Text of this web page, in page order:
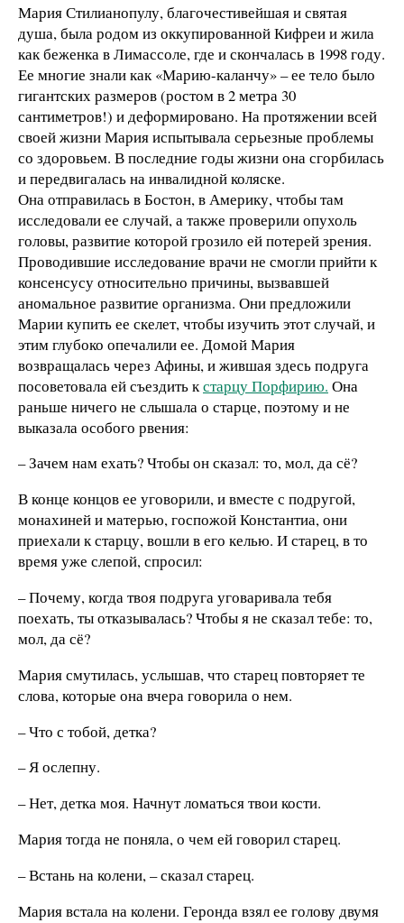
Мария Стилианопулу, благочестивейшая и святая
душа, была родом из оккупированной Кифреи и жила
как беженка в Лимассоле, где и скончалась в 1998 году.
Ее многие знали как «Марию-каланчу» – ее тело было
гигантских размеров (ростом в 2 метра 30
сантиметров!) и деформировано. На протяжении всей
своей жизни Мария испытывала серьезные проблемы
со здоровьем. В последние годы жизни она сгорбилась
и передвигалась на инвалидной коляске.
Она отправилась в Бостон, в Америку, чтобы там
исследовали ее случай, а также проверили опухоль
головы, развитие которой грозило ей потерей зрения.
Проводившие исследование врачи не смогли прийти к
консенсусу относительно причины, вызвавшей
аномальное развитие организма. Они предложили
Марии купить ее скелет, чтобы изучить этот случай, и
этим глубоко опечалили ее. Домой Мария
возвращалась через Афины, и жившая здесь подруга
посоветовала ей съездить кстарцу Порфирию. Она
раньше ничего не слышала о старце, поэтому и не
выказала особого рвения:
– Зачем нам ехать? Чтобы он сказал: то, мол, да сё?
В конце концов ее уговорили, и вместе с подругой,
монахиней и матерью, госпожой Константиа, они
приехали к старцу, вошли в его келью. И старец, в то
время уже слепой, спросил:
– Почему, когда твоя подруга уговаривала тебя
поехать, ты отказывалась? Чтобы я не сказал тебе: то,
мол, да сё?
Мария смутилась, услышав, что старец повторяет те
слова, которые она вчера говорила о нем.
– Что с тобой, детка?
– Я ослепну.
– Нет, детка моя. Начнут ломаться твои кости.
Мария тогда не поняла, о чем ей говорил старец.
– Встань на колени, – сказал старец.
Мария встала на колени. Геронда взял ее голову двумя